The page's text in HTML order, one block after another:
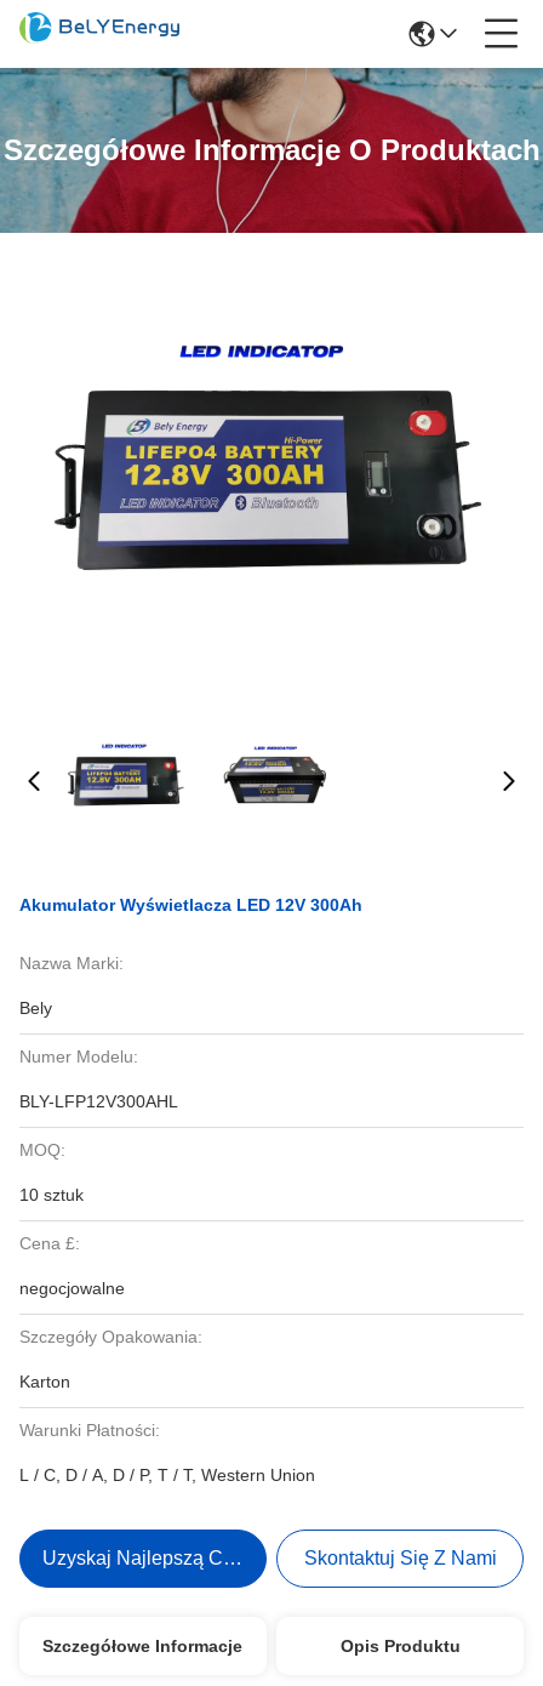
Szczegółowe Informacje O Produktach
Akumulator Wyświetlacza LED 12V 300Ah
Nazwa Marki:
Bely
Numer Modelu:
BLY-LFP12V300AHL
MOQ:
10 sztuk
Cena £:
negocjowalne
Szczegóły Opakowania:
Karton
Warunki Płatności:
L / C, D / A, D / P, T / T, Western Union
Uzyskaj Najlepszą Cenę Skontaktuj Się Z Nami
Szczegółowe Informacje Opis Produktu